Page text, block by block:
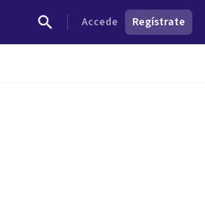
Accede Regístrate